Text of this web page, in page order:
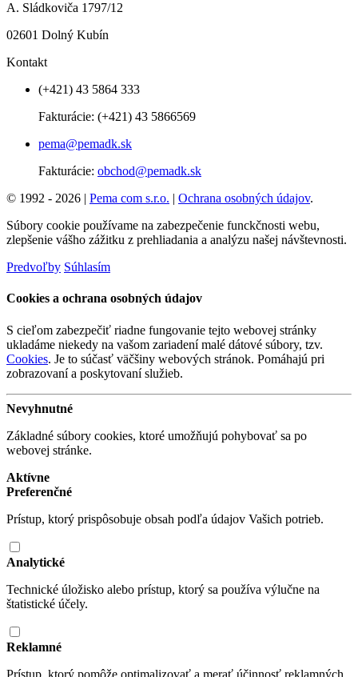
A. Sládkoviča 1797/12
02601 Dolný Kubín
Kontakt
(+421) 43 5864 333
Fakturácie: (+421) 43 5866569
pema@pemadk.sk
Fakturácie: obchod@pemadk.sk
© 1992 - 2026 | Pema com s.r.o. | Ochrana osobných údajov.
Súbory cookie používame na zabezpečenie funckčnosti webu,
zlepšenie vášho zážitku z prehliadania a analýzu našej návštevnosti.
Predvoľby Súhlasím
Cookies a ochrana osobných údajov
S cieľom zabezpečiť riadne fungovanie tejto webovej stránky
ukladáme niekedy na vašom zariadení malé dátové súbory, tzv.
Cookies. Je to súčasť väčšiny webových stránok. Pomáhajú pri
zobrazovaní a poskytovaní služieb.
Nevyhnutné
Základné súbory cookies, ktoré umožňujú pohybovať sa po
webovej stránke.
Aktívne
Preferenčné
Prístup, ktorý prispôsobuje obsah podľa údajov Vašich potrieb.
Analytické
Technické úložisko alebo prístup, ktorý sa používa výlučne na
štatistické účely.
Reklamné
Prístup, ktorý pomôže optimalizovať a merať účinnosť reklamných